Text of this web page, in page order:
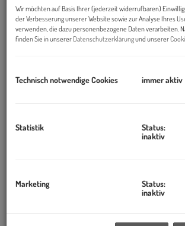
PRUNKRÄUMLICHKEITEN - ideal für
Theater, Kulturräumlichkeiten
Wir möchten auf Basis Ihrer (jederzeit widerrufbaren)
der Verbesserung unserer Website sowie zur Analyse Ihres
verwenden, die dazu personenbezogene Daten verarbeiten.
finden Sie in unserer Datenschutzerklärungund unserer
Technisch notwendige Cookies immer aktiv
Statistik
Status:
inaktiv
Marketing
Status:
inaktiv